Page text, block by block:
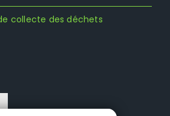
collecte des déchets